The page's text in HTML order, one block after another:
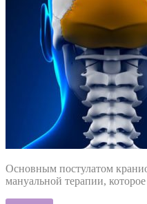
Основным постулатом
мануальной терапии,